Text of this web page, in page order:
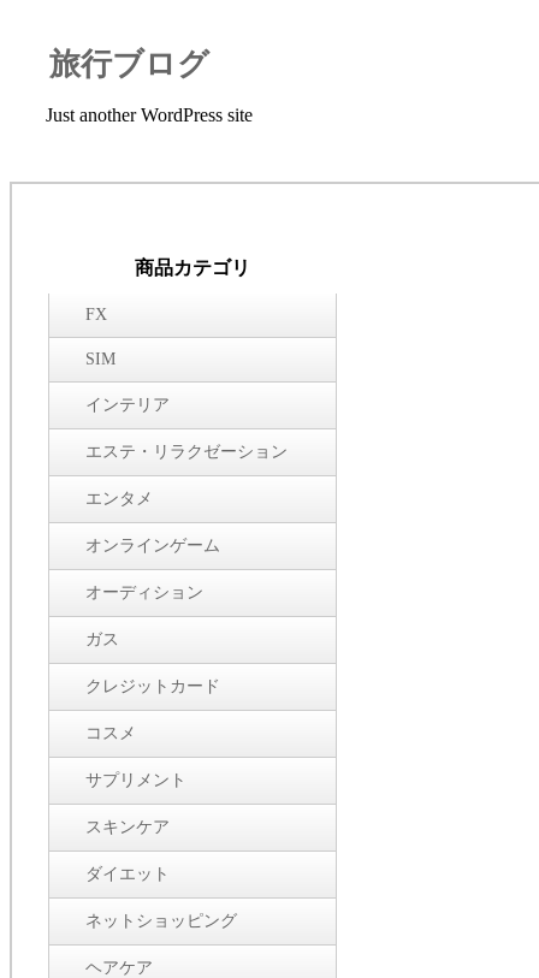
旅行ブログ
Just another WordPress site
商品カテゴリ
FX
SIM
インテリア
エステ・リラクゼーション
エンタメ
オンラインゲーム
オーディション
ガス
クレジットカード
コスメ
サプリメント
スキンケア
ダイエット
ネットショッピング
ヘアケア